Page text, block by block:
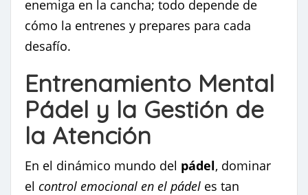
enemiga en la cancha; todo depende de
cómo la entrenes y prepares para cada
desafío.
Entrenamiento Mental
Pádel y la Gestión de
la Atención
En el dinámico mundo del pádel, dominar
el control emocional en el pádel es tan